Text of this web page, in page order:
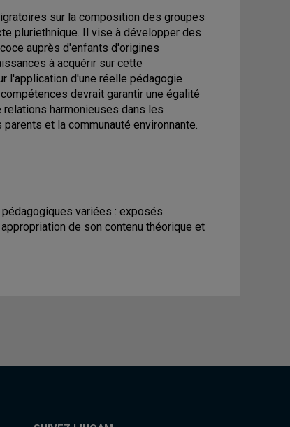
sur la composition des groupes
pluriethnique. Il vise à développer des
auprès d'enfants d'origines
à acquérir sur cette
l'application d'une réelle pédagogie
devrait garantir une égalité
harmonieuses dans les
et la communauté environnante.
variées : exposés
de son contenu théorique et